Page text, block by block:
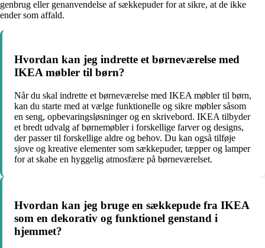
genbrug eller genanvendelse af sækkepuder for at sikre, at de ikke
ender som affald.
Hvordan kan jeg indrette et børneværelse med
IKEA møbler til børn?
Når du skal indrette et børneværelse med IKEA møbler til børn,
kan du starte med at vælge funktionelle og sikre møbler såsom
en seng, opbevaringsløsninger og en skrivebord. IKEA tilbyder
et bredt udvalg af børnemøbler i forskellige farver og designs,
der passer til forskellige aldre og behov. Du kan også tilføje
sjove og kreative elementer som sækkepuder, tæpper og lamper
for at skabe en hyggelig atmosfære på børneværelset.
Hvordan kan jeg bruge en sækkepude fra IKEA
som en dekorativ og funktionel genstand i
hjemmet?